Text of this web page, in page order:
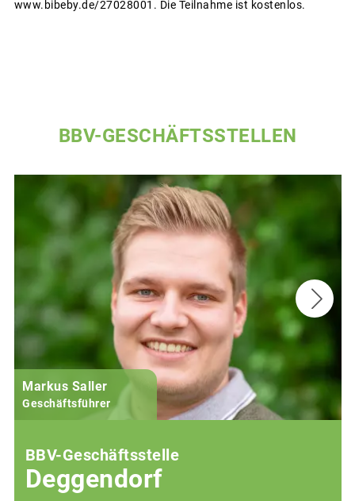
www.bibeby.de/27028001. Die Teilnahme ist kostenlos.
BBV-GESCHÄFTSSTELLEN
Markus Saller
Geschäftsführer
BBV-Geschäftsstelle
Deggendorf